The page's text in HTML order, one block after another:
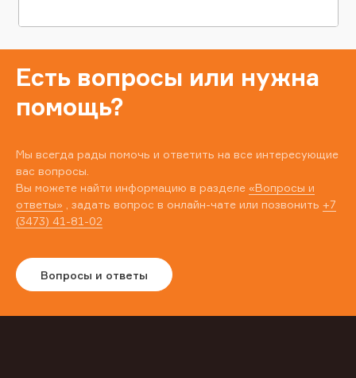
Есть вопросы или нужна
помощь?
Мы всегда рады помочь и ответить на все интересующие
вас вопросы.
Вы можете найти информацию в разделе «Вопросы и
ответы» , задать вопрос в онлайн-чате или позвонить +7
(3473) 41-81-02
Вопросы и ответы